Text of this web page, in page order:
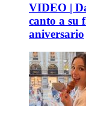
VIDEO |
canto a su
aniversario